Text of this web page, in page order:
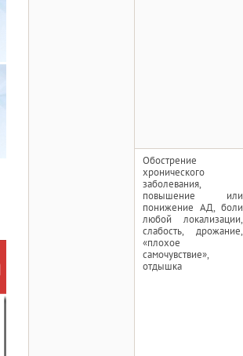
Обострение
хронического
заболевания,
повышение или
понижение АД, боли
любой локализации,
слабость, дрожание,
«плохое
самочувствие»,
отдышка